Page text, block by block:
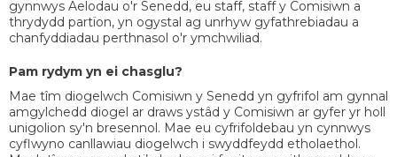
gynnwys Aelodau o'r Senedd, eu staff, staff y Comisiwn a
thrydydd partïon, yn ogystal ag unrhyw gyfathrebiadau a
chanfyddiadau perthnasol o'r ymchwiliad.
Pam rydym yn ei chasglu?
Mae tîm diogelwch Comisiwn y Senedd yn gyfrifol am gynnal
amgylchedd diogel ar draws ystâd y Comisiwn ar gyfer yr holl
unigolion sy'n bresennol. Mae eu cyfrifoldebau yn cynnwys
cyflwyno canllawiau diogelwch i swyddfeydd etholaethol.